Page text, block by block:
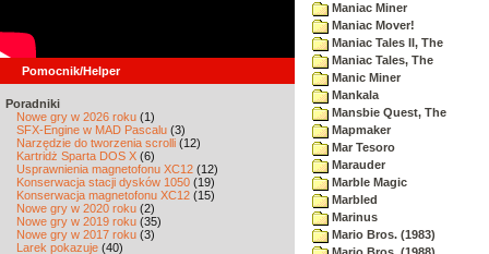
Pomocnik/Helper
Poradniki
Nowe gry w 2026 roku (1)
SFX-Engine w MAD Pascalu (3)
Narzędzie do tworzenia scrolli (12)
Kartridż Sparta DOS X (6)
Usprawnienia magnetofonu XC12 (12)
Konserwacja stacji dysków 1050 (19)
Konserwacja magnetofonu XC12 (15)
Nowe gry w 2020 roku (2)
Nowe gry w 2019 roku (35)
Nowe gry w 2017 roku (3)
Larek pokazuje (40)
Maniac Miner
Maniac Mover!
Maniac Tales II, The
Maniac Tales, The
Manic Miner
Mankala
Mansbie Quest, The
Mapmaker
Mar Tesoro
Marauder
Marble Magic
Marbled
Marinus
Mario Bros. (1983)